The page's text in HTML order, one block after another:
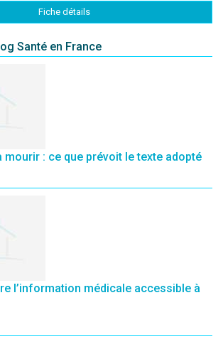
Fiche détails
Santé en France
mourir : ce que prévoit le texte adopté
l’information médicale accessible à